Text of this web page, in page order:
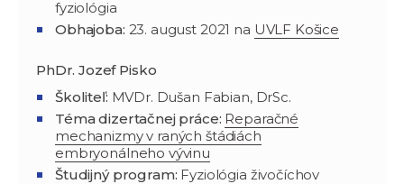
fyziológia
Obhajoba: 23. august 2021 na UVLF Košice
PhDr. Jozef Pisko
Školiteľ: MVDr. Dušan Fabian, DrSc.
Téma dizertačnej práce: Reparačné
mechanizmy v raných štádiách
embryonálneho vývinu
Študijný program: Fyziológia živočíchov